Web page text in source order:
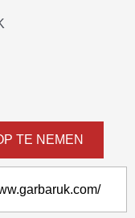
TE NEMEN